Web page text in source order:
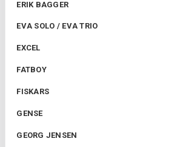
ERIK BAGGER
EVA SOLO / EVA TRIO
EXCEL
FATBOY
FISKARS
GENSE
GEORG JENSEN